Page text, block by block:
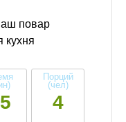
повар
кухня
Порций
(чел)
4